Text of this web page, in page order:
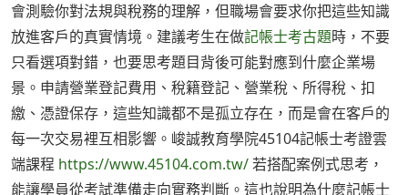
會測驗你對法規與稅務的理解，但職場會要求你把這些知識
放進客戶的真實情境。建議考生在做記帳士考古題時，不要
只看選項對錯，也要思考題目背後可能對應到什麼企業場
景。申請營業登記費用、稅籍登記、營業稅、所得稅、扣
繳、憑證保存，這些知識都不是孤立存在，而是會在客戶的
每一次交易裡互相影響。峻誠教育學院45104記帳士考證雲
端課程 https://www.45104.com.tw/若搭配案例式思考，
能讓學員從考試準備走向實務判斷。這也說明為什麼記帳士